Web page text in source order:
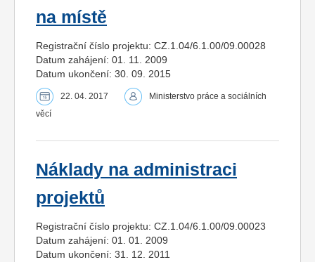
na místě
Registrační číslo projektu: CZ.1.04/6.1.00/09.00028
Datum zahájení: 01. 11. 2009
Datum ukončení: 30. 09. 2015
22. 04. 2017
Ministerstvo práce a sociálních
věcí
Náklady na administraci
projektů
Registrační číslo projektu: CZ.1.04/6.1.00/09.00023
Datum zahájení: 01. 01. 2009
Datum ukončení: 31. 12. 2011